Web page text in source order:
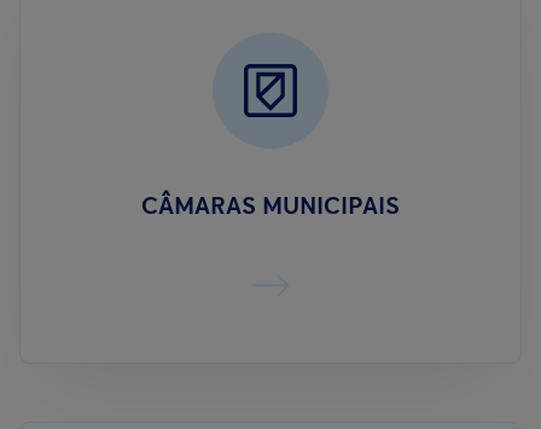
CÂMARAS MUNICIPAIS